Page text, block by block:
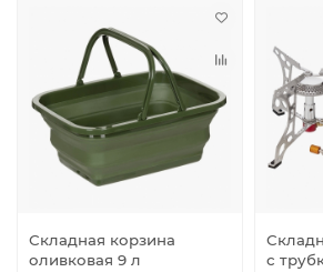
Складная корзина
оливковая 9 л
с